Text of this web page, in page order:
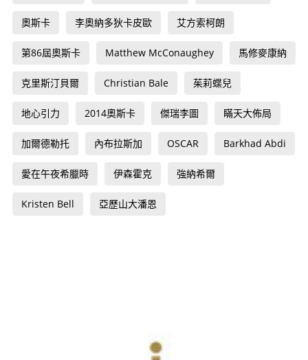
奧斯卡 李奧納多狄卡皮歐 艾方索柯朗
第86屆奧斯卡 Matthew McConaughey 馬修麥康納
克里斯汀貝爾 Christian Bale 茱莉蝶兒
地心引力 2014奧斯卡 傑瑞李圖 瞞天大佈局
加爾德勒托 內布拉斯加 OSCAR Barkhad Abdi
愛在午夜希臘時 伊森霍克 強納希爾
Kristen Bell 亞歷山大潘恩